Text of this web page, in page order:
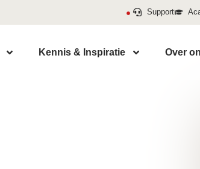
Support
Kennis & Inspiratie Over